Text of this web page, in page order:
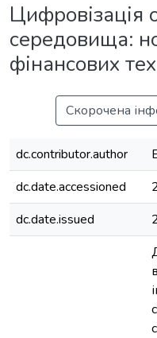
Цифровізація
середовища:
фінансових
Скорочена
dc.contributor.author
dc.date.accessioned
dc.date.issued